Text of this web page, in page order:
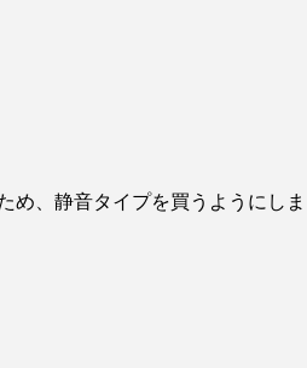
め、静音タイプを買うようにしま